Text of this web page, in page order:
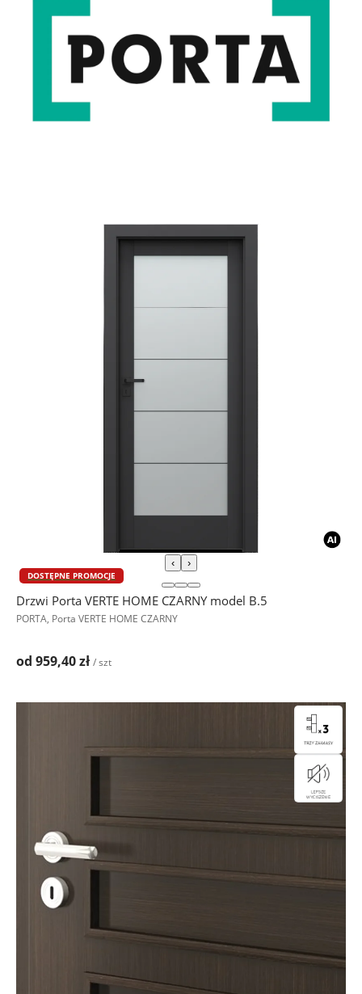
‹ ›
DOSTĘPNE PROMOCJE
Drzwi Porta VERTE HOME CZARNY model B.5
PORTA, Porta VERTE HOME CZARNY
od 959,40 zł / szt